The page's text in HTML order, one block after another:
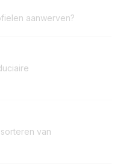
aanwerven?
van